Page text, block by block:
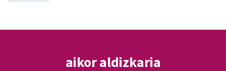
aikor aldizkaria